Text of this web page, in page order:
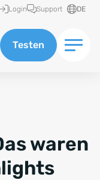
Login Support DE
Testen
waren